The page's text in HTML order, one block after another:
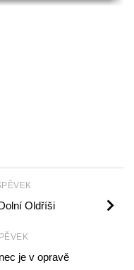
Oldříši
je v opravě